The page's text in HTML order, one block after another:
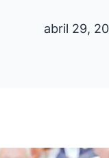
abril 29,